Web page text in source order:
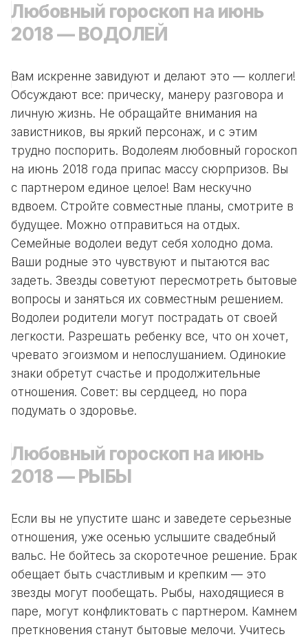
Любовный гороскоп на июнь
2018 — ВОДОЛЕЙ
Вам искренне завидуют и делают это — коллеги!
Обсуждают все: прическу, манеру разговора и
личную жизнь. Не обращайте внимания на
завистников, вы яркий персонаж, и с этим
трудно поспорить. Водолеям любовный гороскоп
на июнь 2018 года припас массу сюрпризов. Вы
с партнером единое целое! Вам нескучно
вдвоем. Стройте совместные планы, смотрите в
будущее. Можно отправиться на отдых.
Семейные водолеи ведут себя холодно дома.
Ваши родные это чувствуют и пытаются вас
задеть. Звезды советуют пересмотреть бытовые
вопросы и заняться их совместным решением.
Водолеи родители могут пострадать от своей
легкости. Разрешать ребенку все, что он хочет,
чревато эгоизмом и непослушанием. Одинокие
знаки обретут счастье и продолжительные
отношения. Совет: вы сердцеед, но пора
подумать о здоровье.
Любовный гороскоп на июнь
2018 — РЫБЫ
Если вы не упустите шанс и заведете серьезные
отношения, уже осенью услышите свадебный
вальс. Не бойтесь за скоротечное решение. Брак
обещает быть счастливым и крепким — это
звезды могут пообещать. Рыбы, находящиеся в
паре, могут конфликтовать с партнером. Камнем
преткновения станут бытовые мелочи. Учитесь